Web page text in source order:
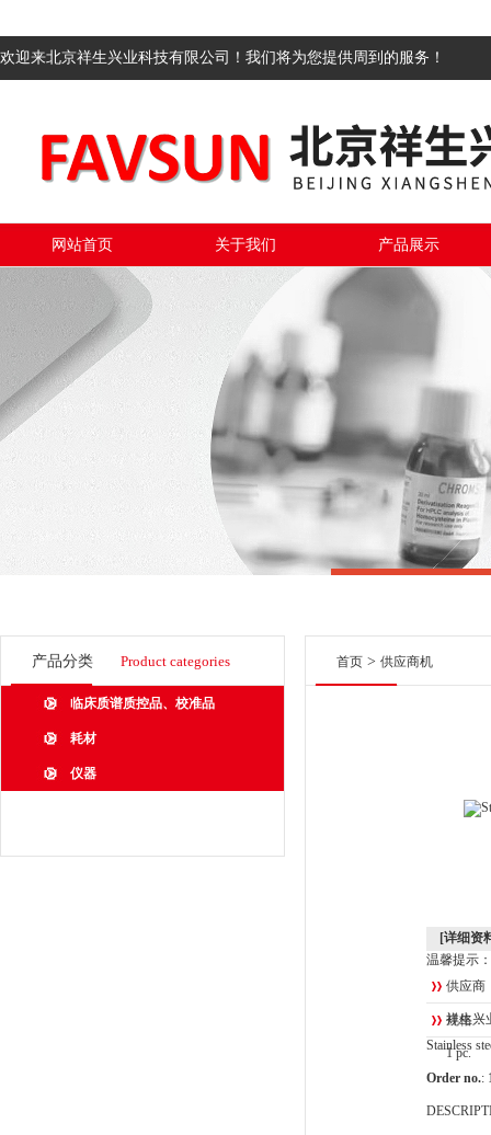
欢迎来北京祥生兴业科技有限公司！我们将为您提供周到的服务！
网站首页 关于我们 产品展示
产品分类 Product categories
临床质谱质控品、校准品
耗材
仪器
首页 > 供应商机
[详细资
温馨提示
供应商
祥生兴
规格：
1 pc.
Stainless
Order no.: